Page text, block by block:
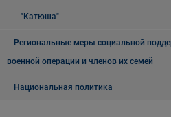
"Катюша"
Региональные меры социальной
военной операции и членов их семей
Национальная политика